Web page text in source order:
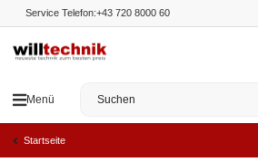
Service Telefon:+43 720 8000 60
Menü
Startseite